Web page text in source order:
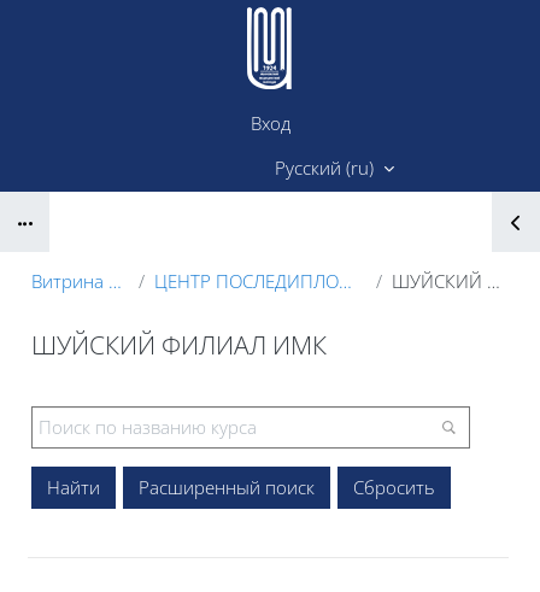
Перейти к основному содержанию
Вход
Русский ‎(ru)‎
Витрина курсов 3KL ЦЕНТР ПОСЛЕДИПЛОМНОГО ОБРАЗОВАНИЯ ШУЙСКИЙ ФИЛИАЛ ИМК
ШУЙСКИЙ ФИЛИАЛ ИМК
Расширенный поиск